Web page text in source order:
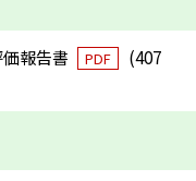
報告書 PDF
(407